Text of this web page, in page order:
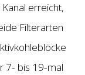
erreicht,
Filterarten
7- bis 19-mal